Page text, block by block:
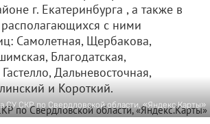
г. Екатеринбурга , а также в
с ними
Самолетная, Щербакова,
Благодатская,
Дальневосточная,
и Короткий.
СУ СКР по Свердловской области, «Яндекс.Карты»